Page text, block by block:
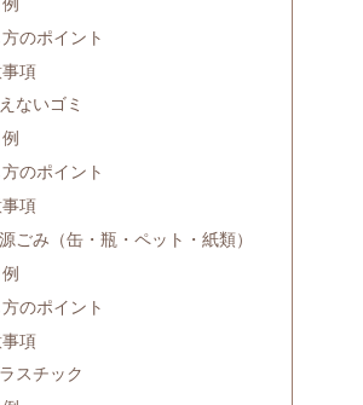
のポイント
項
ないゴミ
のポイント
項
ごみ（缶・瓶・ペット・紙類）
のポイント
項
スチック